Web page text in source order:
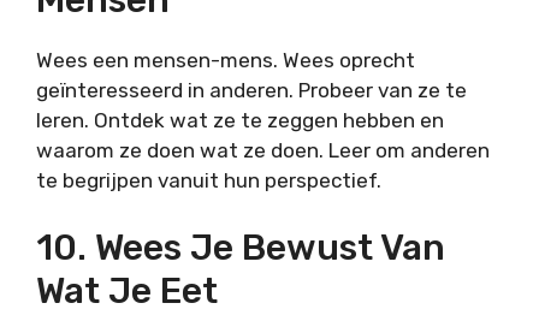
Wees een mensen-mens. Wees oprecht
geïnteresseerd in anderen. Probeer van ze te
leren. Ontdek wat ze te zeggen hebben en
waarom ze doen wat ze doen. Leer om anderen
te begrijpen vanuit hun perspectief.
10. Wees Je Bewust Van
Wat Je Eet